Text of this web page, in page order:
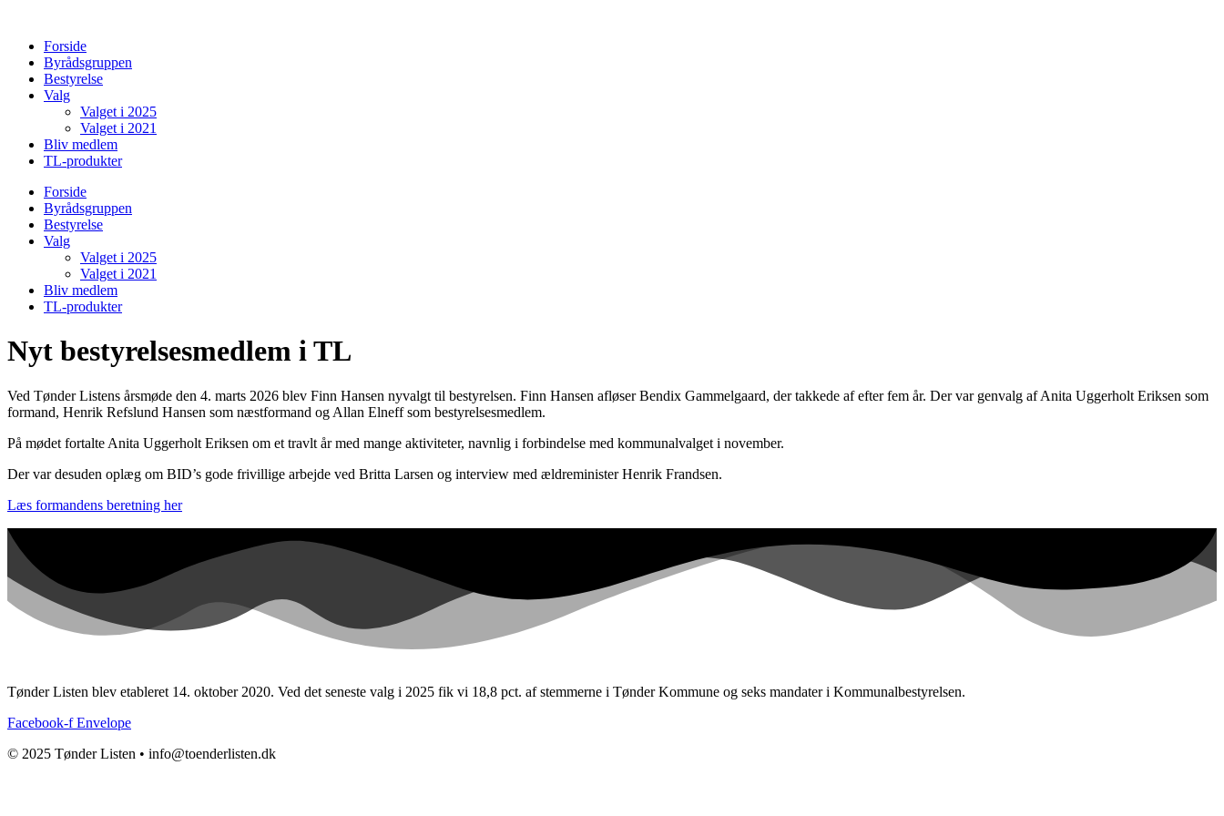
indholdForside
Byrådsgruppen
Bestyrelse
Valg
Valget i 2025
Valget i 2021
Bliv medlem
TL-produkter
Forside
Byrådsgruppen
Bestyrelse
Valg
Valget i 2025
Valget i 2021
Bliv medlem
TL-produkter
Nyt bestyrelsesmedlem i TL
Ved Tønder Listens årsmøde den 4. marts 2026 blev Finn Hansen nyvalgt til bestyrelsen. Finn Hansen afløser Bendix Gammelgaard, der takkede af efter fem år. Der var genvalg af Anita Uggerholt Eriksen som
formand, Henrik Refslund Hansen som næstformand og Allan Elneff som bestyrelsesmedlem.
På mødet fortalte Anita Uggerholt Eriksen om et travlt år med mange aktiviteter, navnlig i forbindelse med kommunalvalget i november.
Der var desuden oplæg om BID’s gode frivillige arbejde ved Britta Larsen og interview med ældreminister Henrik Frandsen.
Læs formandens beretning her
Tønder Listen blev etableret 14. oktober 2020. Ved det seneste valg i 2025 fik vi 18,8 pct. af stemmerne i Tønder Kommune og seks mandater i Kommunalbestyrelsen.
Facebook-f Envelope
© 2025 Tønder Listen • info@toenderlisten.dk